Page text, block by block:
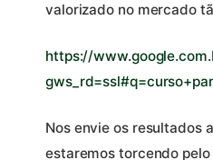
valorizado no mercado
https://
Nos envie os resultados
estaremos torcendo pelo